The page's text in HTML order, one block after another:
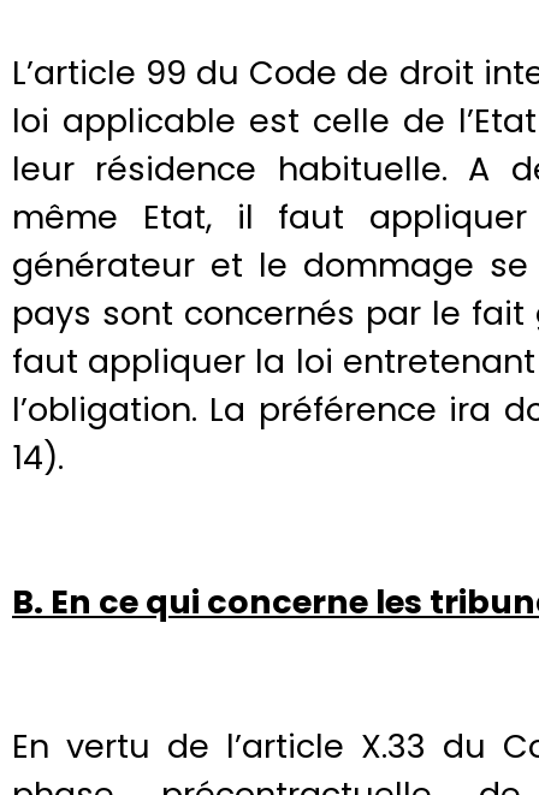
L’article 99 du Code de droit
loi applicable est celle de
leur résidence habituelle. A
même Etat, il faut
générateur et le dommage
pays sont concernés par le
faut appliquer la loi
l’obligation. La préférence ira
14).
B. En ce qui concerne les
En vertu de l’article X.33 du